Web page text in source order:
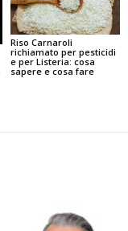
Riso Carnaroli
richiamato per pesticidi
e per Listeria: cosa
sapere e cosa fare